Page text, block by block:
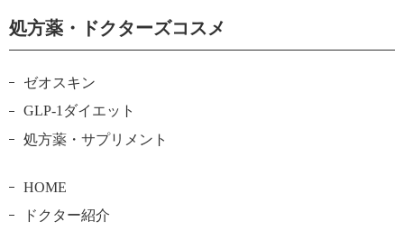
処方薬・ドクターズコスメ
ゼオスキン
GLP-1ダイエット
処方薬・サプリメント
HOME
ドクター紹介